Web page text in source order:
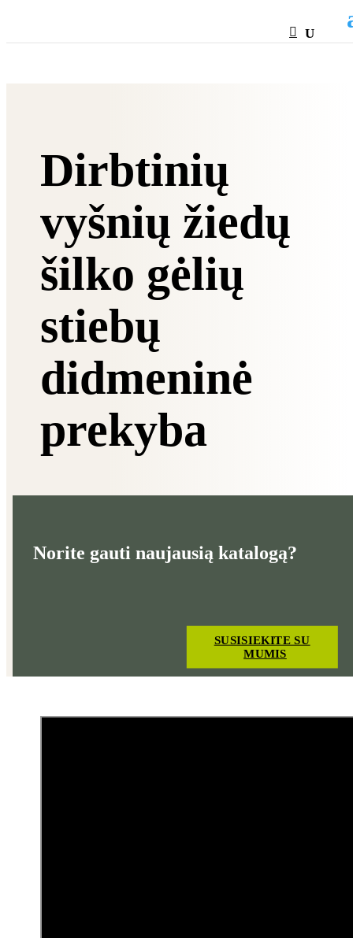
Dirbtinių
vyšnių žiedų
šilko gėlių
stiebų
didmeninė
prekyba
Norite gauti naujausią katalogą?
SUSISIEKITE SU
MUMIS